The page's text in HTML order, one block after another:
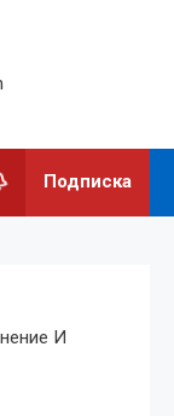
Подписка
И